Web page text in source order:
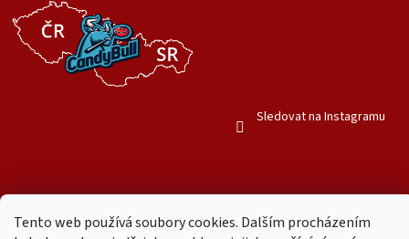
Tento web používá soubory cookies. Dalším procházením
Sledovat na Instagramu